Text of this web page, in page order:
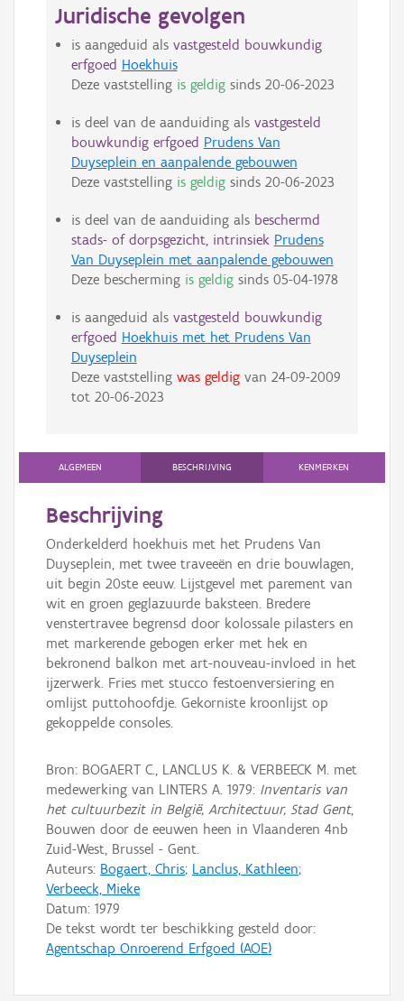
Juridische gevolgen
is aangeduid als vastgesteld bouwkundig
erfgoed Hoekhuis
Deze vaststelling is geldigsinds 20-06-2023
is deel van de aanduiding als vastgesteld
bouwkundig erfgoed Prudens Van
Duyseplein en aanpalende gebouwen
Deze vaststelling is geldigsinds 20-06-2023
is deel van de aanduiding als beschermd
stads- of dorpsgezicht, intrinsiek Prudens
Van Duyseplein met aanpalende gebouwen
Deze bescherming is geldigsinds 05-04-1978
is aangeduid als vastgesteld bouwkundig
erfgoed Hoekhuis met het Prudens Van
Duyseplein
Deze vaststelling was geldigvan 24-09-2009
tot 20-06-2023
ALGEMEEN BESCHRIJVING KENMERKEN
Beschrijving
Onderkelderd hoekhuis met het Prudens Van
Duyseplein, met twee traveeën en drie bouwlagen,
uit begin 20ste eeuw. Lijstgevel met parement van
wit en groen geglazuurde baksteen. Bredere
venstertravee begrensd door kolossale pilasters en
met markerende gebogen erker met hek en
bekronend balkon met art-nouveau-invloed in het
ijzerwerk. Fries met stucco festoenversiering en
omlijst puttohoofdje. Gekorniste kroonlijst op
gekoppelde consoles.
Bron: BOGAERT C., LANCLUS K. & VERBEECK M. met
medewerking van LINTERS A. 1979: Inventaris van
het cultuurbezit in België, Architectuur, Stad Gent,
Bouwen door de eeuwen heen in Vlaanderen 4nb
Zuid-West, Brussel - Gent.
Auteurs: Bogaert, Chris; Lanclus, Kathleen;
Verbeeck, Mieke
Datum: 1979
De tekst wordt ter beschikking gesteld door:
Agentschap Onroerend Erfgoed (AOE)